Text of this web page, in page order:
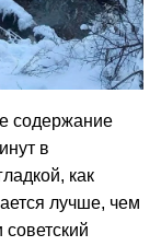
содержание
в
как
лучше, чем